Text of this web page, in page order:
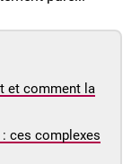
et comment la
ces complexes